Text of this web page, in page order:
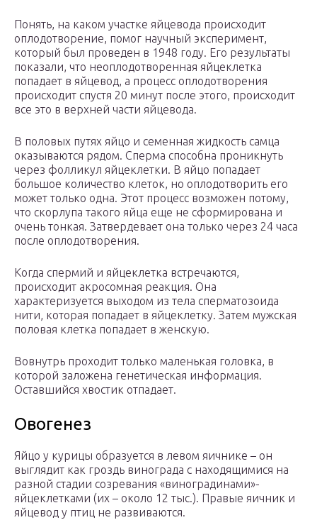
Понять, на каком участке яйцевода происходит
оплодотворение, помог научный эксперимент,
который был проведен в 1948 году. Его результаты
показали, что неоплодотворенная яйцеклетка
попадает в яйцевод, а процесс оплодотворения
происходит спустя 20 минут после этого, происходит
все это в верхней части яйцевода.
В половых путях яйцо и семенная жидкость самца
оказываются рядом. Сперма способна проникнуть
через фолликул яйцеклетки. В яйцо попадает
большое количество клеток, но оплодотворить его
может только одна. Этот процесс возможен потому,
что скорлупа такого яйца еще не сформирована и
очень тонкая. Затвердевает она только через 24 часа
после оплодотворения.
Когда спермий и яйцеклетка встречаются,
происходит акросомная реакция. Она
характеризуется выходом из тела сперматозоида
нити, которая попадает в яйцеклетку. Затем мужская
половая клетка попадает в женскую.
Вовнутрь проходит только маленькая головка, в
которой заложена генетическая информация.
Оставшийся хвостик отпадает.
Овогенез
Яйцо у курицы образуется в левом яичнике – он
выглядит как гроздь винограда с находящимися на
разной стадии созревания «виноградинами»-
яйцеклетками (их – около 12 тыс.). Правые яичник и
яйцевод у птиц не развиваются.